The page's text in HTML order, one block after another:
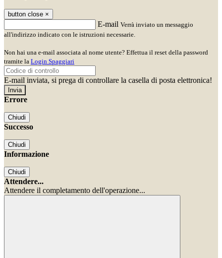
button close ×
E-mail Verrà inviato un messaggio
all'indirizzo indicato con le istruzioni necessarie.
Non hai una e-mail associata al nome utente? Effettua il reset della password
tramite la Login Spaggiari
E-mail inviata, si prega di controllare la casella di posta elettronica!
Errore
Chiudi
Successo
Chiudi
Informazione
Chiudi
Attendere...
Attendere il completamento dell'operazione...